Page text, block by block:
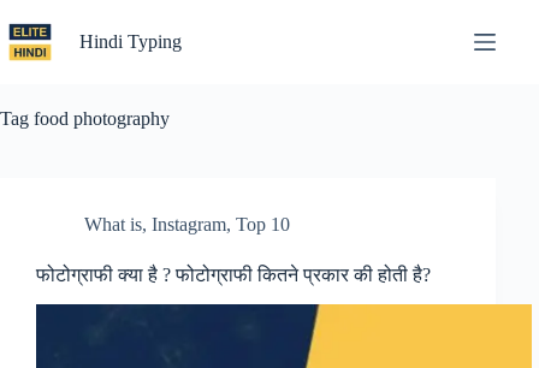
to
content
Hindi Typing
Tag food photography
What is, Instagram, Top 10
फोटोग्राफी क्या है ? फोटोग्राफी कितने प्रकार की होती है?